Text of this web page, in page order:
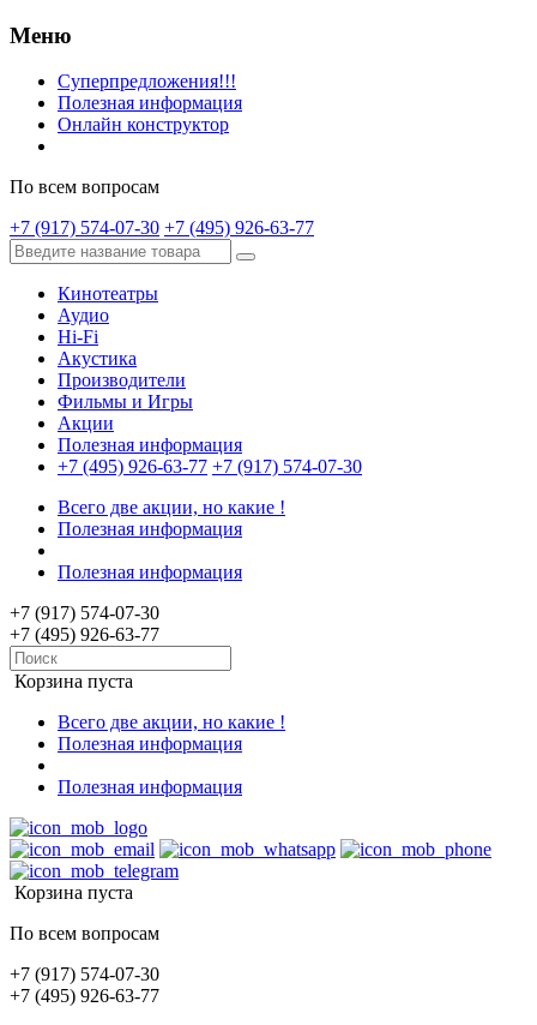
Меню
Суперпредложения!!!
Полезная информация
Онлайн конструктор
По всем вопросам
+7 (917) 574-07-30 +7 (495) 926-63-77
Кинотеатры
Аудио
Hi-Fi
Акустика
Производители
Фильмы и Игры
Акции
Полезная информация
+7 (495) 926-63-77 +7 (917) 574-07-30
Всего две акции, но какие !
Полезная информация
Полезная информация
+7 (917) 574-07-30
+7 (495) 926-63-77
Корзина пуста
Всего две акции, но какие !
Полезная информация
Полезная информация
Корзина пуста
По всем вопросам
+7 (917) 574-07-30
+7 (495) 926-63-77